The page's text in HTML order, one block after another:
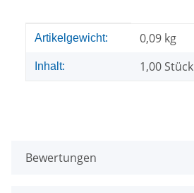
Produkteigenschaft
Wert
Artikelgewicht: 0,09 kg
Inhalt: 1,00 Stück
Bewertungen